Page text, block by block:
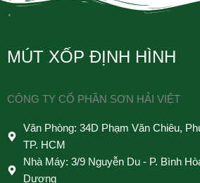
.
MÚT XỐP ĐỊNH HÌNH
CÔNG TY CỔ PHẦN SƠN HẢI VIỆT
Văn Phòng: 34D Phạm Văn Chiêu,
TP. HCM
Nhà Máy: 3/9 Nguyễn Du - P. Bình
Dương